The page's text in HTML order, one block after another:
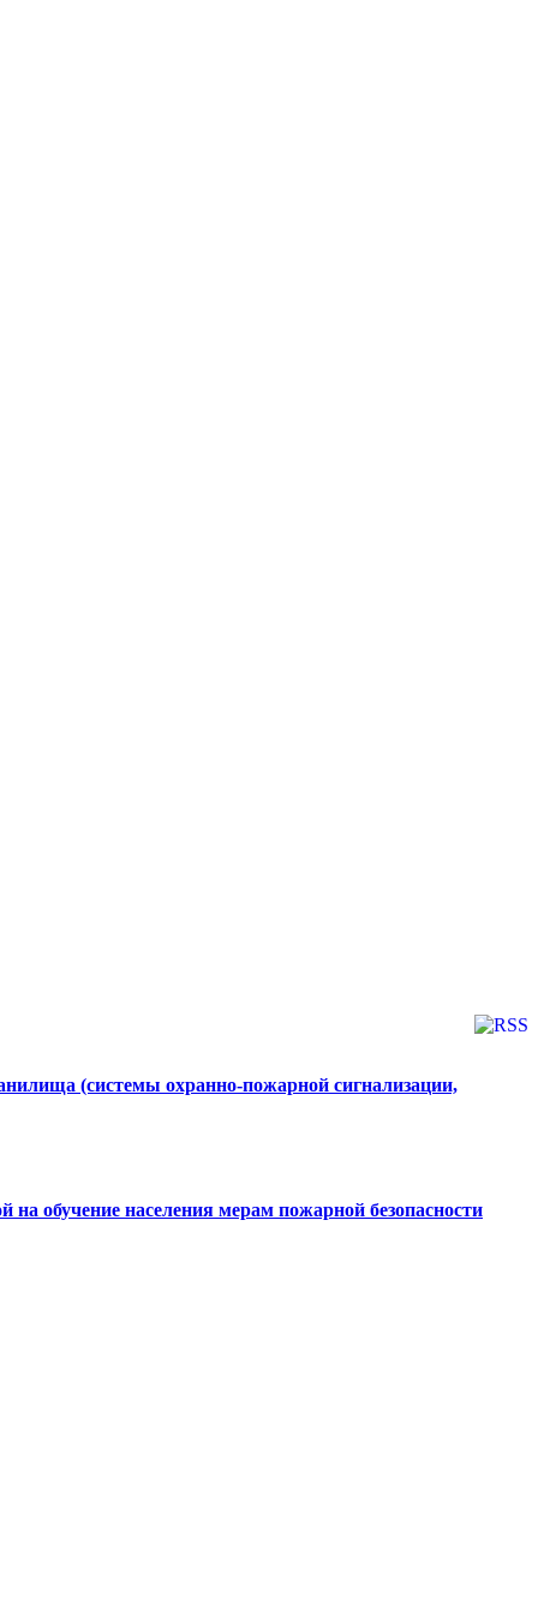
(системы охранно-пожарной сигнализации,
обучение населения мерам пожарной безопасности